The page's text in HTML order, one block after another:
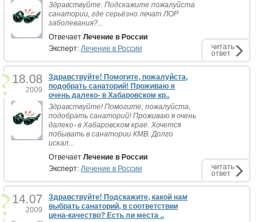
Здравствуйте. Подскажите пожалуйста
санатории, где серьёзно лечат ЛОР
заболевания?...
Отвечает Лечение в России
Эксперт: Лечение в России читать
ответ
18.08
2009
Здравствуйте! Помогите, пожалуйста,
подобрать санаторий! Проживаю я
очень далеко- в Хабаровском кр..
Здравствуйте! Помогите, пожалуйста,
подобрать санаторий! Проживаю я очень
далеко- в Хабаровском крае. Хочется
побывать в санатории КМВ. Долго
искал...
Отвечает Лечение в России
Эксперт: Лечение в России читать
ответ
14.07
2009
Здравствуйте! Подскажите, какой нам
выбрать санаторий, в соответствии
цена-качество? Есть ли места ..